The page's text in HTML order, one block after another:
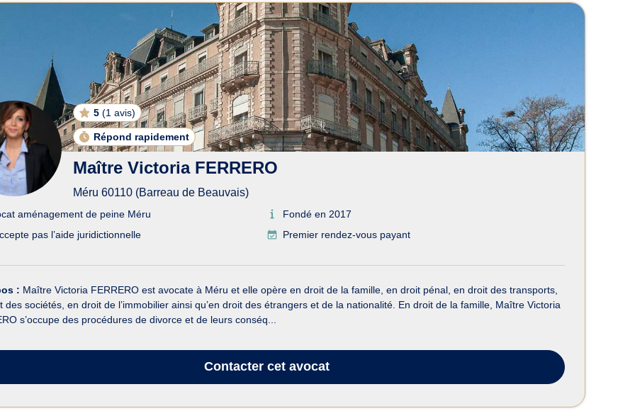
5 (1 avis)
Répond rapidement
Maître Victoria FERRERO
Méru 60110 (Barreau de Beauvais)
aménagement de peine Méru
Fondé en 2017
pas l’aide juridictionnelle
Premier rendez-vous payant
: Maître Victoria FERRERO est avocate à Méru et elle opère en droit de la famille, en droit pénal, en droit des transports,
des sociétés, en droit de l’immobilier ainsi qu’en droit des étrangers et de la nationalité. En droit de la famille, Maître Victoria
s’occupe des procédures de divorce et de leurs conséq...
Contacter cet avocat